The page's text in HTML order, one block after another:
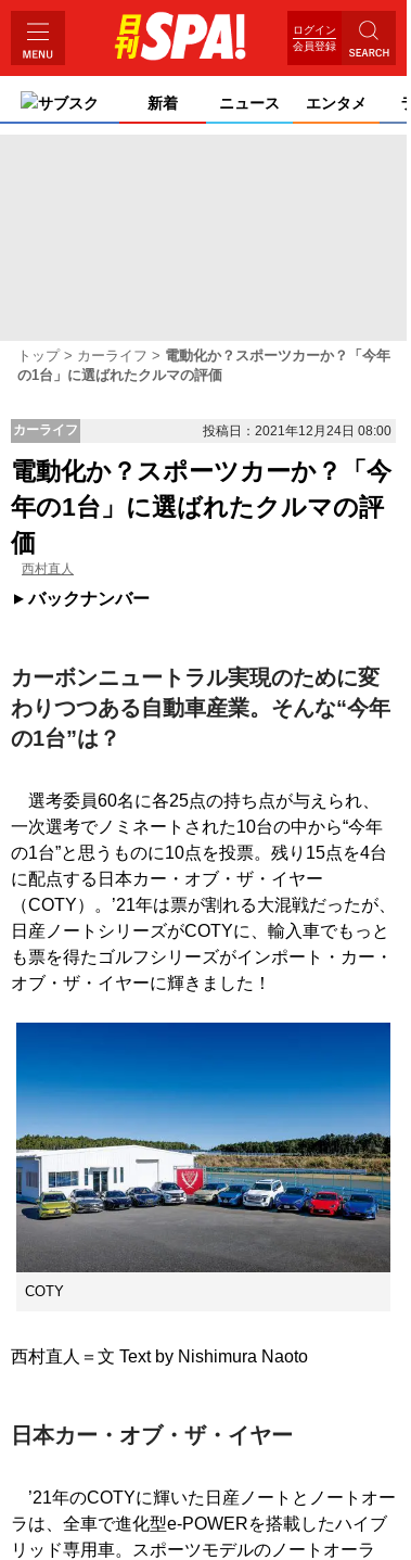
ログイン
会員登録
サブスク 新着 ニュース エンタメ
トップ カーライフ
電動化か？スポーツカーか？「今年
の1台」に選ばれたクルマの評価
カーライフ 投稿日：2021年12月24日 08:00
電動化か？スポーツカーか？「今
年の1台」に選ばれたクルマの評
価
西村直人
バックナンバー
カーボンニュートラル実現のために変
わりつつある自動車産業。そんな“今年
の1台”は？
選考委員60名に各25点の持ち点が与えられ、
一次選考でノミネートされた10台の中から“今年
の1台”と思うものに10点を投票。残り15点を4台
に配点する日本カー・オブ・ザ・イヤー
（COTY）。’21年は票が割れる大混戦だったが、
日産ノートシリーズがCOTYに、輸入車でもっと
も票を得たゴルフシリーズがインポート・カー・
オブ・ザ・イヤーに輝きました！
COTY
西村直人＝文 Text by Nishimura Naoto
日本カー・オブ・ザ・イヤー
’21年のCOTYに輝いた日産ノートとノートオー
ラは、全車で進化型e-POWERを搭載したハイブ
リッド専用車。スポーツモデルのノートオーラ